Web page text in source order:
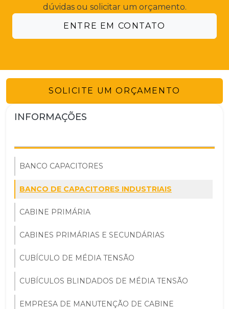
dúvidas ou solicitar um orçamento.
ENTRE EM CONTATO
SOLICITE UM ORÇAMENTO
INFORMAÇÕES
BANCO CAPACITORES
BANCO DE CAPACITORES INDUSTRIAIS
CABINE PRIMÁRIA
CABINES PRIMÁRIAS E SECUNDÁRIAS
CUBÍCULO DE MÉDIA TENSÃO
CUBÍCULOS BLINDADOS DE MÉDIA TENSÃO
EMPRESA DE MANUTENÇÃO DE CABINE